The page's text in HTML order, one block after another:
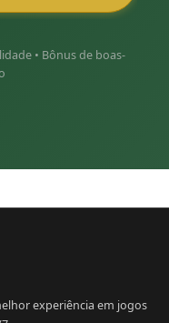
• Bônus de boas-
experiência em jogos